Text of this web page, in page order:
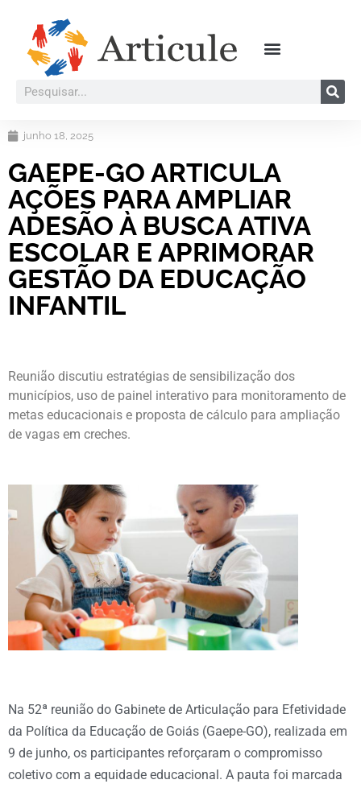
junho 18, 2025
GAEPE-GO ARTICULA
AÇÕES PARA AMPLIAR
ADESÃO À BUSCA ATIVA
ESCOLAR E APRIMORAR
GESTÃO DA EDUCAÇÃO
INFANTIL
Reunião discutiu estratégias de sensibilização dos
municípios, uso de painel interativo para monitoramento de
metas educacionais e proposta de cálculo para ampliação
de vagas em creches.
Na 52ª reunião do Gabinete de Articulação para Efetividade
da Política da Educação de Goiás (Gaepe-GO), realizada em
9 de junho, os participantes reforçaram o compromisso
coletivo com a equidade educacional. A pauta foi marcada